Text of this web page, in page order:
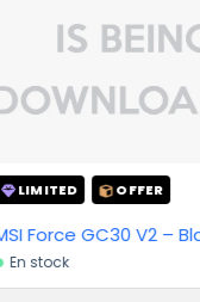
OFFER
MSI Force GC30 V2 – Blanc